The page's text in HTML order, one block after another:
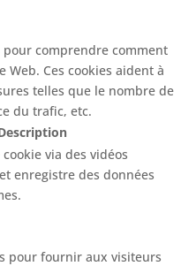
pour comprendre comment
Web. Ces cookies aident à
telles que le nombre de
du trafic, etc.
via des vidéos
enregistre des données
pour fournir aux visiteurs